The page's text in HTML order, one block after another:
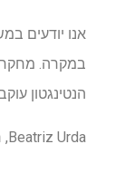
אנו יודעים
במקרה. מחקר
הנטינגטון
Beatriz Urda, חוקר ב- BSC ומחבר המחקר הראשי של המחקר